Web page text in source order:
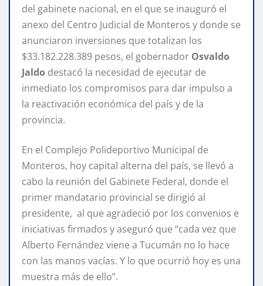
del gabinete nacional, en el que se inauguró el
anexo del Centro Judicial de Monteros y donde se
anunciaron inversiones que totalizan los
$33.182.228.389 pesos, el gobernador Osvaldo
Jaldo destacó la necesidad de ejecutar de
inmediato los compromisos para dar impulso a
la reactivación económica del país y de la
provincia.
En el Complejo Polideportivo Municipal de
Monteros, hoy capital alterna del país, se llevó a
cabo la reunión del Gabinete Federal, donde el
primer mandatario provincial se dirigió al
presidente, al que agradeció por los convenios e
iniciativas firmados y aseguró que “cada vez que
Alberto Fernández viene a Tucumán no lo hace
con las manos vacías. Y lo que ocurrió hoy es una
muestra más de ello”.